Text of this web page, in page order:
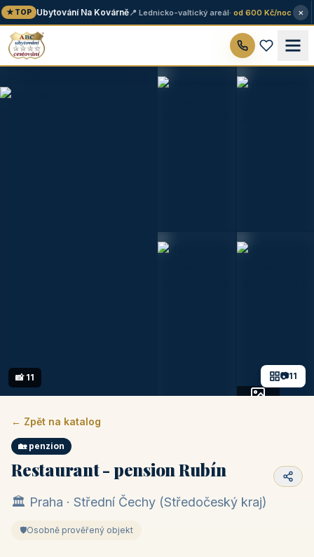
★ TOP Ubytování Na Kovárně📍 Lednicko-valtický areál· od 600 Kč/noc ×
📷11
📸 11
← Zpět na katalog
🏡 penzion
Restaurant - pension Rubín
🏛️ Praha · Střední Čechy (Středočeský kraj)
🛡️Osobně prověřený objekt